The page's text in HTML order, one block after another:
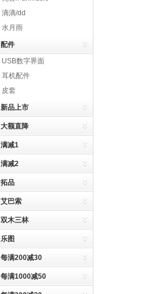
滴滴/dd
水月雨
配件
USB数字界面
耳机配件
皮套
新品上市
大额直降
满减1
满减2
拓品
艾巴索
双木三林
乐图
每满200减30
每满1000减50